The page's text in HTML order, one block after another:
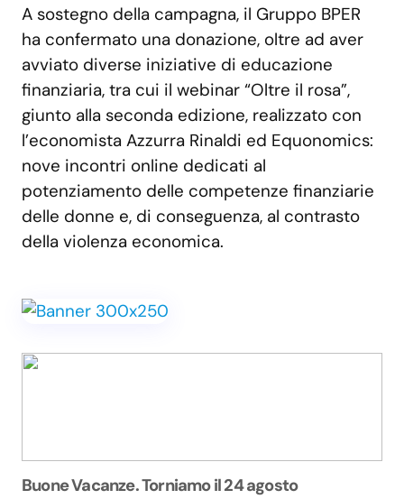
A sostegno della campagna, il Gruppo BPER
ha confermato una donazione, oltre ad aver
avviato diverse iniziative di educazione
finanziaria, tra cui il webinar “Oltre il rosa”,
giunto alla seconda edizione, realizzato con
l’economista Azzurra Rinaldi ed Equonomics:
nove incontri online dedicati al
potenziamento delle competenze finanziarie
delle donne e, di conseguenza, al contrasto
della violenza economica.
Buone Vacanze. Torniamo il 24 agosto